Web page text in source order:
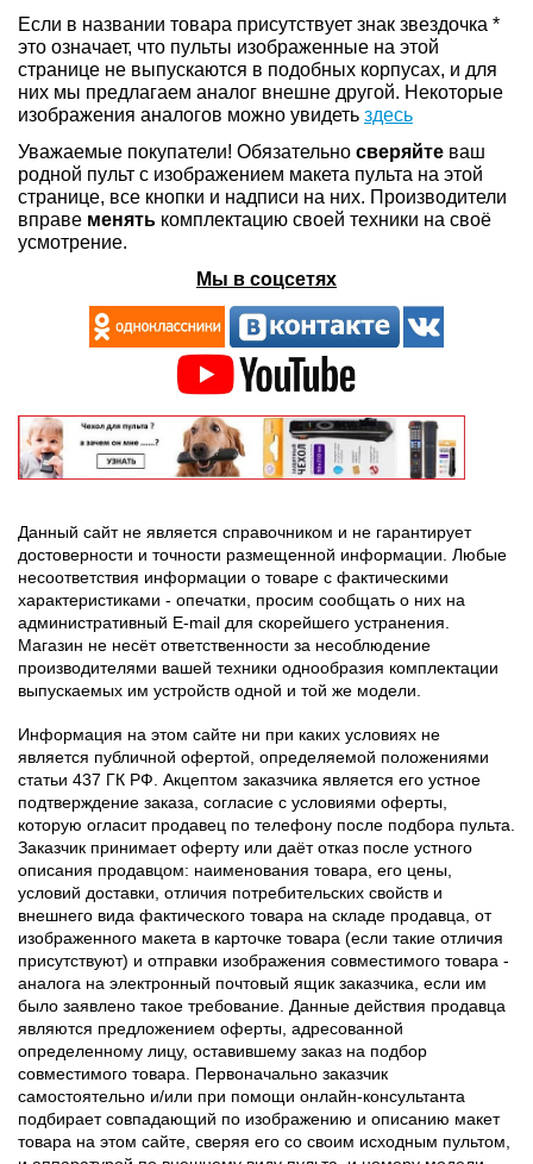
Если в названии товара присутствует знак звездочка *
это означает, что пульты изображенные на этой
странице не выпускаются в подобных корпусах, и для
них мы предлагаем аналог внешне другой. Некоторые
изображения аналогов можно увидеть здесь
Уважаемые покупатели! Обязательно сверяйте ваш
родной пульт с изображением макета пульта на этой
странице, все кнопки и надписи на них. Производители
вправе менять комплектацию своей техники на своё
усмотрение.
Мы в соцсетях
Данный сайт не является справочником и не гарантирует
достоверности и точности размещенной информации. Любые
несоответствия информации о товаре с фактическими
характеристиками - опечатки, просим сообщать о них на
административный E-mail для скорейшего устранения.
Магазин не несёт ответственности за несоблюдение
производителями вашей техники однообразия комплектации
выпускаемых им устройств одной и той же модели.
Информация на этом сайте ни при каких условиях не
является публичной офертой, определяемой положениями
статьи 437 ГК РФ. Акцептом заказчика является его устное
подтверждение заказа, согласие с условиями оферты,
которую огласит продавец по телефону после подбора пульта.
Заказчик принимает оферту или даёт отказ после устного
описания продавцом: наименования товара, его цены,
условий доставки, отличия потребительских свойств и
внешнего вида фактического товара на складе продавца, от
изображенного макета в карточке товара (если такие отличия
присутствуют) и отправки изображения совместимого товара -
аналога на электронный почтовый ящик заказчика, если им
было заявлено такое требование. Данные действия продавца
являются предложением оферты, адресованной
определенному лицу, оставившему заказ на подбор
совместимого товара. Первоначально заказчик
самостоятельно и/или при помощи онлайн-консультанта
подбирает совпадающий по изображению и описанию макет
товара на этом сайте, сверяя его со своим исходным пультом,